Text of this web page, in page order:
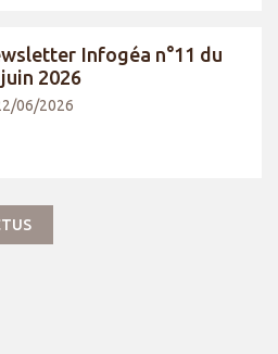
Infogéa n°11 du
2026
06/2026